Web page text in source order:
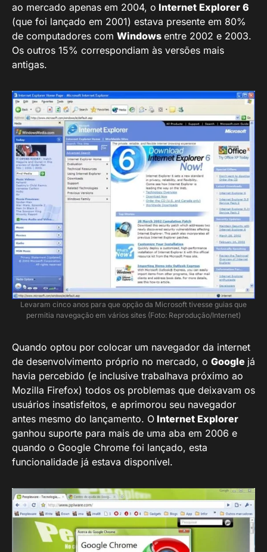
ao mercado apenas em 2004, o Internet Explorer 6
(que foi lançado em 2001) estava presente em 80%
de computadores com Windows entre 2002 e 2003.
Os outros 15% correspondiam às versões mais
antigas.
Levaram cinco anos para que opção da Microsoft tivesse guias que
permitia navegação em vários sites (Foto: Reprodução/Internet)
Quando optou por colocar um navegador da internet
de desenvolvimento próprio no mercado, o Google já
havia percebido (e inclusive trabalhava próximo ao
Mozilla Firefox) todos os problemas que deixavam os
usuários insatisfeitos, e aprimorou seu navegador
antes mesmo do lançamento. O Internet Explorer
ganhou suporte para mais de uma aba em 2006 e
quando o Google Chrome foi lançado, esta
funcionalidade já estava disponível.